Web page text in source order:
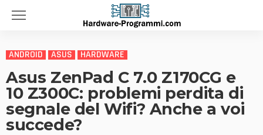
ANDROID ASUS HARDWARE
Asus ZenPad C 7.0 Z170CG e
10 Z300C: problemi perdita di
segnale del Wifi? Anche a voi
succede?